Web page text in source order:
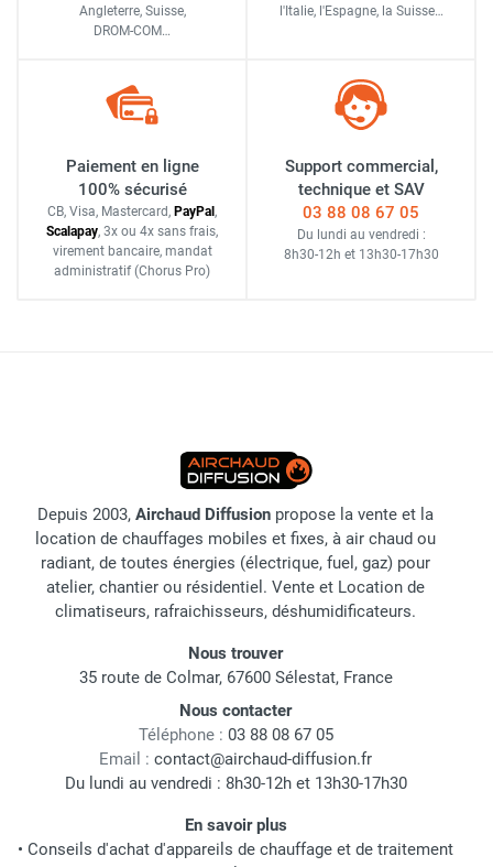
Angleterre, Suisse,
DROM-COM…
l'Italie, l'Espagne, la Suisse…
Paiement en ligne
100% sécurisé
CB, Visa, Mastercard, PayPal ,
Scalapay, 3x ou 4x sans frais,
virement bancaire, mandat
administratif (Chorus Pro)
Support commercial,
technique et SAV
03 88 08 67 05
Du lundi au vendredi :
8h30-12h et 13h30-17h30
Depuis 2003, Airchaud Diffusion propose la vente et la
location de chauffages mobiles et fixes, à air chaud ou
radiant, de toutes énergies (électrique, fuel, gaz) pour
atelier, chantier ou résidentiel. Vente et Location de
climatiseurs, rafraichisseurs, déshumidificateurs.
Nous trouver
35 route de Colmar, 67600 Sélestat, France
Nous contacter
Téléphone : 03 88 08 67 05
Email : contact@airchaud-diffusion.fr
Du lundi au vendredi : 8h30-12h et 13h30-17h30
En savoir plus
• Conseils d'achat d'appareils de chauffage et de traitement